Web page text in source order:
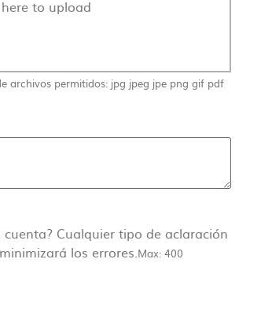
to upload
archivos permitidos: jpg jpeg jpe png gif pdf
Cualquier tipo de aclaración
los errores. Max: 400